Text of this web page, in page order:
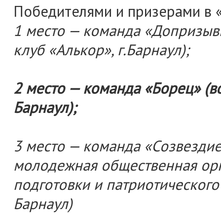
Победителями и призерами в
1 место — команда
клуб «Алькор», г.Барнаул);
2 место — команда «Борец»
Барнаул);
3 место — команда
молодежная общественная
подготовки и
Барнаул)